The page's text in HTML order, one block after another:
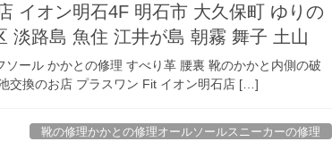
イオン明石4F 明石市 大久保町 ゆりの
淡路島 魚住 江井が島 朝霧 舞子 土山
ール かかとの修理 すべり革 腰裏 靴のかかと内側の破
交換のお店 プラスワン Fit イオン明石店 […]
靴の修理かかとの修理オールソールスニーカーの修理